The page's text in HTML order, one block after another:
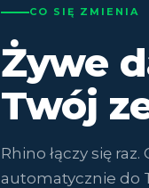
CO SIĘ ZMIENIA
Żywe
Twój
Rhino łączy się
automatycznie do